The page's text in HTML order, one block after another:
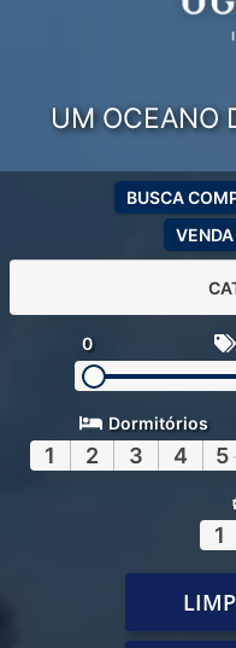
UM OCEANO
VENDA
BUSCA
0
Dormitórios
1 2 3 4 5
1